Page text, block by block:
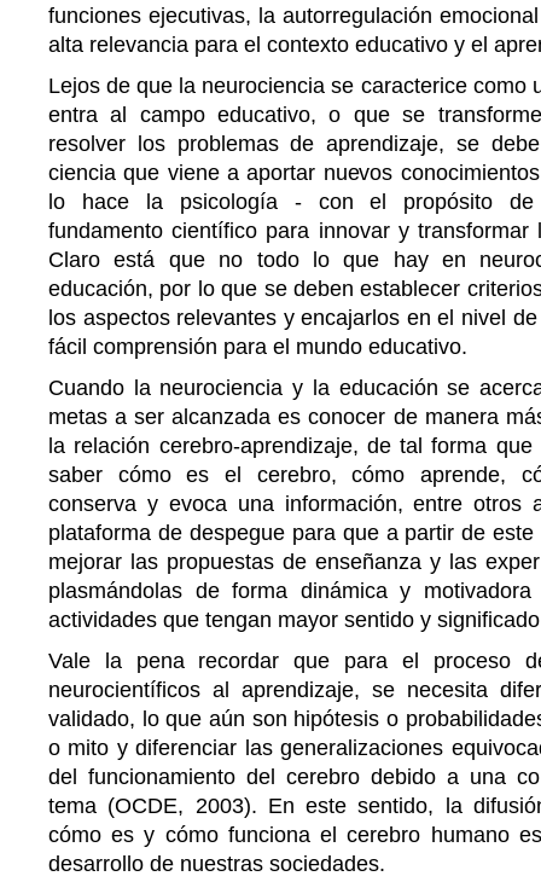
funciones ejecutivas, la autorregulación
alta relevancia para el contexto educativo y el
Lejos de que la neurociencia se caracterice como
entra al campo educativo, o que se
resolver los problemas de aprendizaje, se
ciencia que viene a aportar nuevos
lo hace la psicología - con el propósito de
fundamento científico para innovar y transformar
Claro está que no todo lo que hay en
educación, por lo que se deben establecer
los aspectos relevantes y encajarlos en el nivel
fácil comprensión para el mundo educativo.
Cuando la neurociencia y la educación se
metas a ser alcanzada es conocer de manera
la relación cerebro-aprendizaje, de tal forma
saber cómo es el cerebro, cómo aprende,
conserva y evoca una información, entre otros
plataforma de despegue para que a partir de
mejorar las propuestas de enseñanza y las
plasmándolas de forma dinámica y
actividades que tengan mayor sentido y
Vale la pena recordar que para el proceso
neurocientíficos al aprendizaje, se necesita
validado, lo que aún son hipótesis o
o mito y diferenciar las generalizaciones
del funcionamiento del cerebro debido a una
tema (OCDE, 2003). En este sentido, la
cómo es y cómo funciona el cerebro humano
desarrollo de nuestras sociedades.